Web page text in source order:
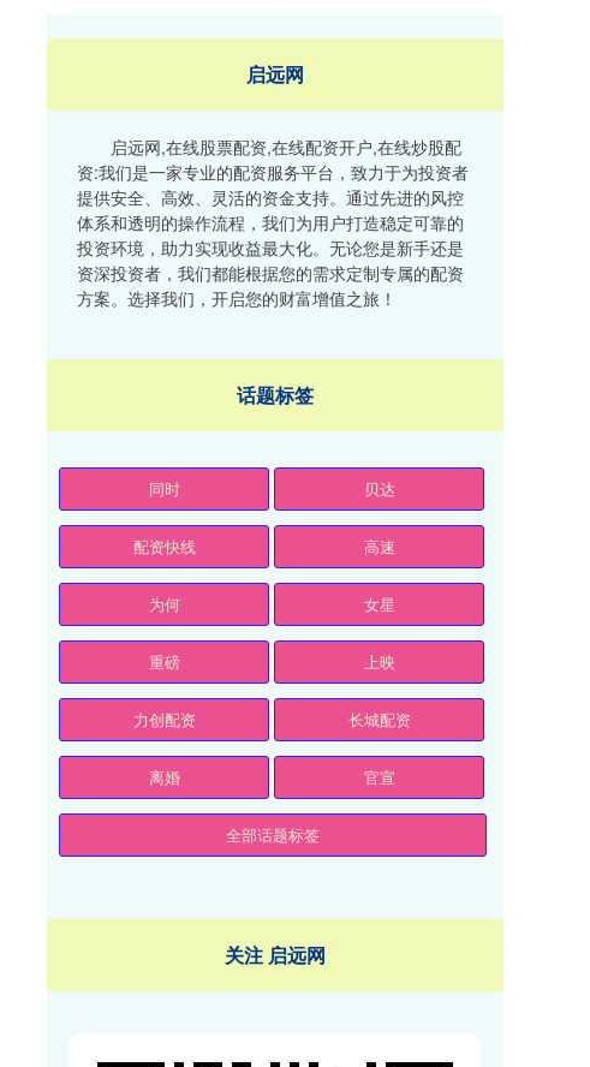
启远网
启远网,在线股票配资,在线配资开户,在线炒股配
资:我们是一家专业的配资服务平台，致力于为投资者
提供安全、高效、灵活的资金支持。通过先进的风控
体系和透明的操作流程，我们为用户打造稳定可靠的
投资环境，助力实现收益最大化。无论您是新手还是
资深投资者，我们都能根据您的需求定制专属的配资
方案。选择我们，开启您的财富增值之旅！
话题标签
同时 贝达
配资快线 高速
为何 女星
重磅 上映
力创配资 长城配资
离婚 官宣
全部话题标签
关注 启远网